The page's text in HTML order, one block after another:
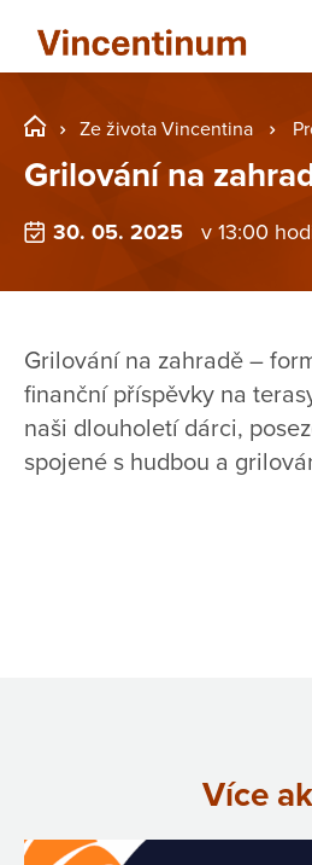
Ze života Vincentina
Grilování na
30. 05. 2025 v 13:00
Grilování na zahradě –
finanční příspěvky na
naši dlouholetí dárci,
spojené s hudbou a
Více